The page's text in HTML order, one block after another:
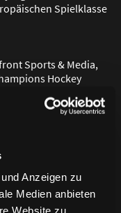
Anzeigen zu
Medien anbieten
Website zu
Spielklasse
Sports & Media,
Hockey
Österreich
werden die